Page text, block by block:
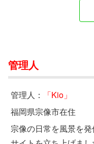
管理人
管理人：
「Kio」
福岡県宗像市在住
宗像の日常を風景を発